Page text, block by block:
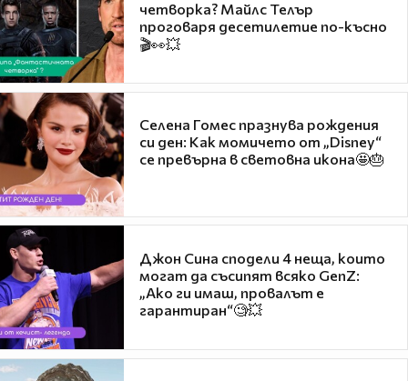
четворка? Майлс Телър
проговаря десетилетие по-късно
🎬👀💥
Селена Гомес празнува рождения
си ден: Как момичето от „Disney“
се превърна в световна икона🤩🎂
Джон Сина сподели 4 неща, които
могат да съсипят всяко GenZ:
„Ако ги имаш, провалът е
гарантиран“🧐💥